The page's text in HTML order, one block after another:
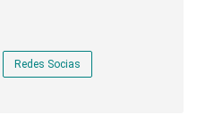
Redes Socias